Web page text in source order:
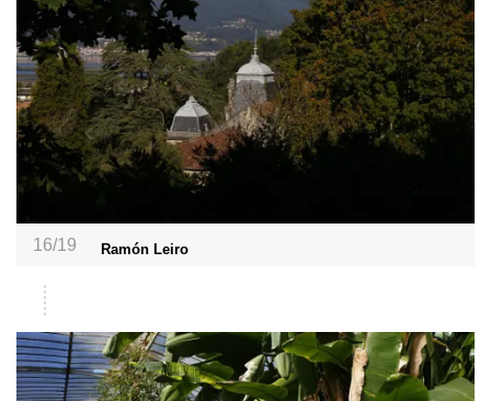
16/19 Ramón Leiro